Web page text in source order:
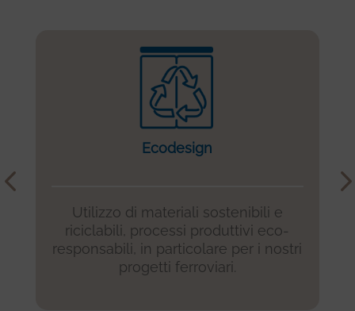
Ecodesign
Utilizzo di materiali sostenibili e
riciclabili, processi produttivi eco-
responsabili, in particolare per i nostri
progetti ferroviari.